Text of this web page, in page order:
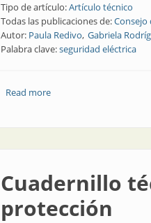
Tipo de artículo:Artículo técnico
Todas las publicaciones de:Consejo
Autor: Paula Redivo Gabriela
Palabra clave:seguridad eléctrica
Read moreabout Nota técnica |
Cuadernillo
protección